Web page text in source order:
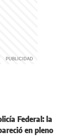
Federal: la
en pleno